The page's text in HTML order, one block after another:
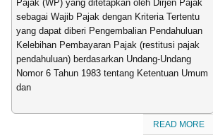
Pajak (WP) yang ditetapkan oleh Dirjen Pajak
sebagai Wajib Pajak dengan Kriteria Tertentu
yang dapat diberi Pengembalian Pendahuluan
Kelebihan Pembayaran Pajak (restitusi pajak
pendahuluan) berdasarkan Undang-Undang
Nomor 6 Tahun 1983 tentang Ketentuan Umum
dan
READ MORE